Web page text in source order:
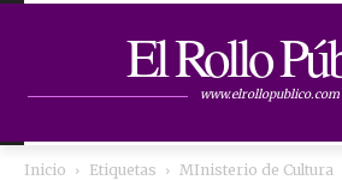
El Rollo
www.elrollopublico.com
Inicio Etiquetas MInisterio de Cultura